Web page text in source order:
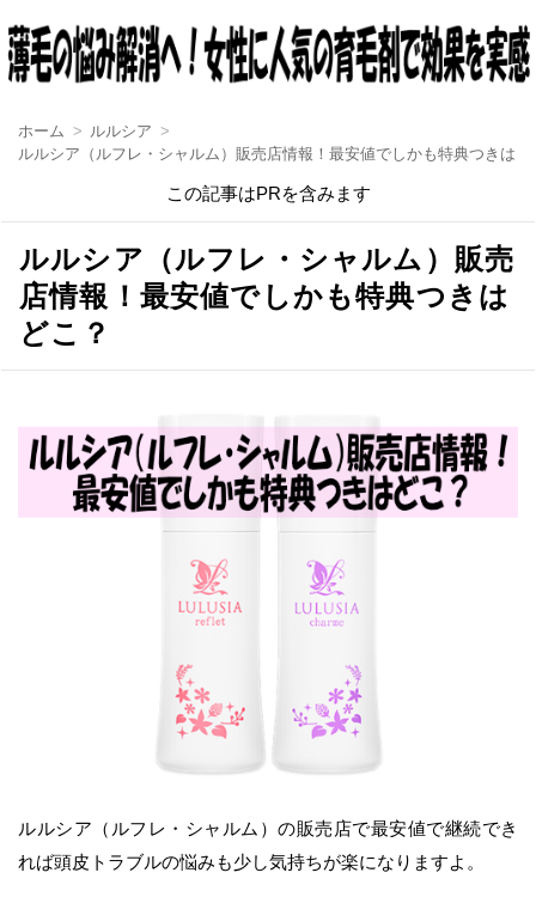
ホーム
ルルシア
ルルシア（ルフレ・シャルム）販売店情報！最安値でしかも特典つきはど
この記事はPRを含みます
ルルシア（ルフレ・シャルム）販売
店情報！最安値でしかも特典つきは
どこ？
ルルシア（ルフレ・シャルム）の販売店で最安値で継続でき
れば頭皮トラブルの悩みも少し気持ちが楽になりますよ。